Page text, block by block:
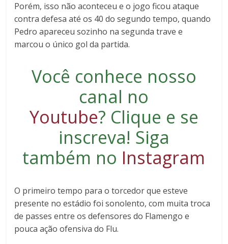
Porém, isso não aconteceu e o jogo ficou ataque
contra defesa até os 40 do segundo tempo, quando
Pedro apareceu sozinho na segunda trave e
marcou o único gol da partida.
Você conhece nosso
canal no
Youtube? Clique e se
inscreva! Siga
também no Instagram
O primeiro tempo para o torcedor que esteve
presente no estádio foi sonolento, com muita troca
de passes entre os defensores do Flamengo e
pouca ação ofensiva do Flu.